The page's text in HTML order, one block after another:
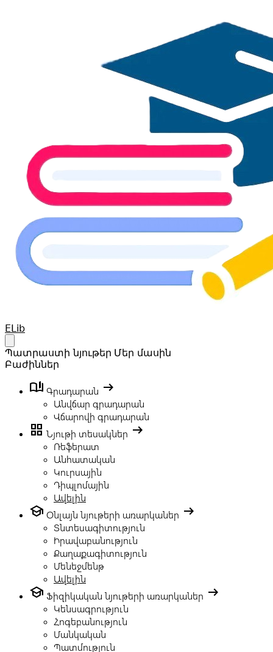
Your Company
ELib
Պատրաստի նյութեր Մեր մասին
Բաժիններ
book_ribbon Գրադարան arrow_right_alt
Անվճար գրադարան
Վճարովի գրադարան
grid_view Նյութի տեսակներ arrow_right_alt
Ռեֆերատ
Անհատական
Կուրսային
Դիպլոմային
Ավելին
school Օնլայն նյութերի առարկաներ arrow_right_alt
Տնտեսագիտություն
Իրավաբանություն
Քաղաքագիտություն
Մենեջմենթ
Ավելին
school Ֆիզիկական նյութերի առարկաներ arrow_right_alt
Կենսագրություն
Հոգեբանություն
Մանկական
Պատմություն